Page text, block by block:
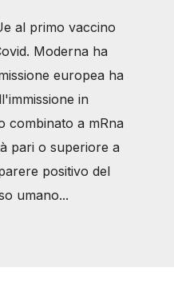
al primo vaccino
Moderna ha
europea ha
in
combinato a mRna
pari o superiore a
positivo del
umano...